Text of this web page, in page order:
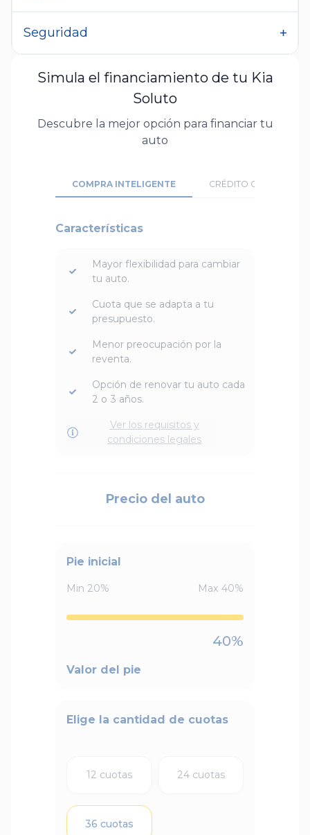
Seguridad
Simula el financiamiento de tu Kia
Soluto
Descubre la mejor opción para financiar tu
auto
COMPRA INTELIGENTE CRÉDITO
Características
Mayor flexibilidad para cambiar
tu auto.
Cuota que se adapta a tu
presupuesto.
Menor preocupación por la
reventa.
Opción de renovar tu auto cada
2 o 3 años.
Ver los requisitos y
condiciones legales
Precio del auto
Pie inicial
Min 20% Max 40%
40%
Valor del pie
Elige la cantidad de cuotas
12 cuotas 24 cuotas
36 cuotas